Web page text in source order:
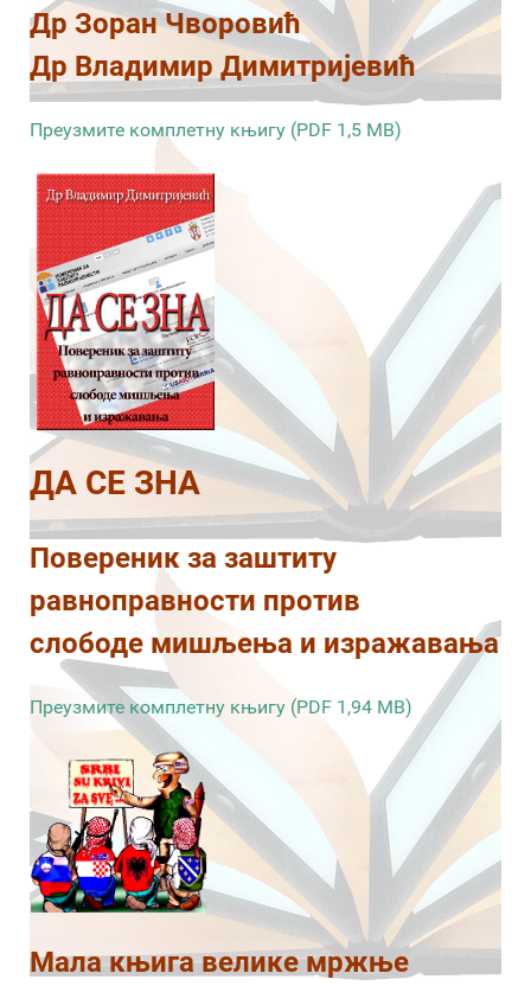
Др Зоран Чворовић
Др Владимир Димитријевић
Преузмите комплетну књигу (PDF 1,5 MB)
ДА СЕ ЗНА
Повереник за заштиту
равноправности против
слободе мишљења и изражавања
Преузмите комплетну књигу (PDF 1,94 MB)
Мала књига велике мржње